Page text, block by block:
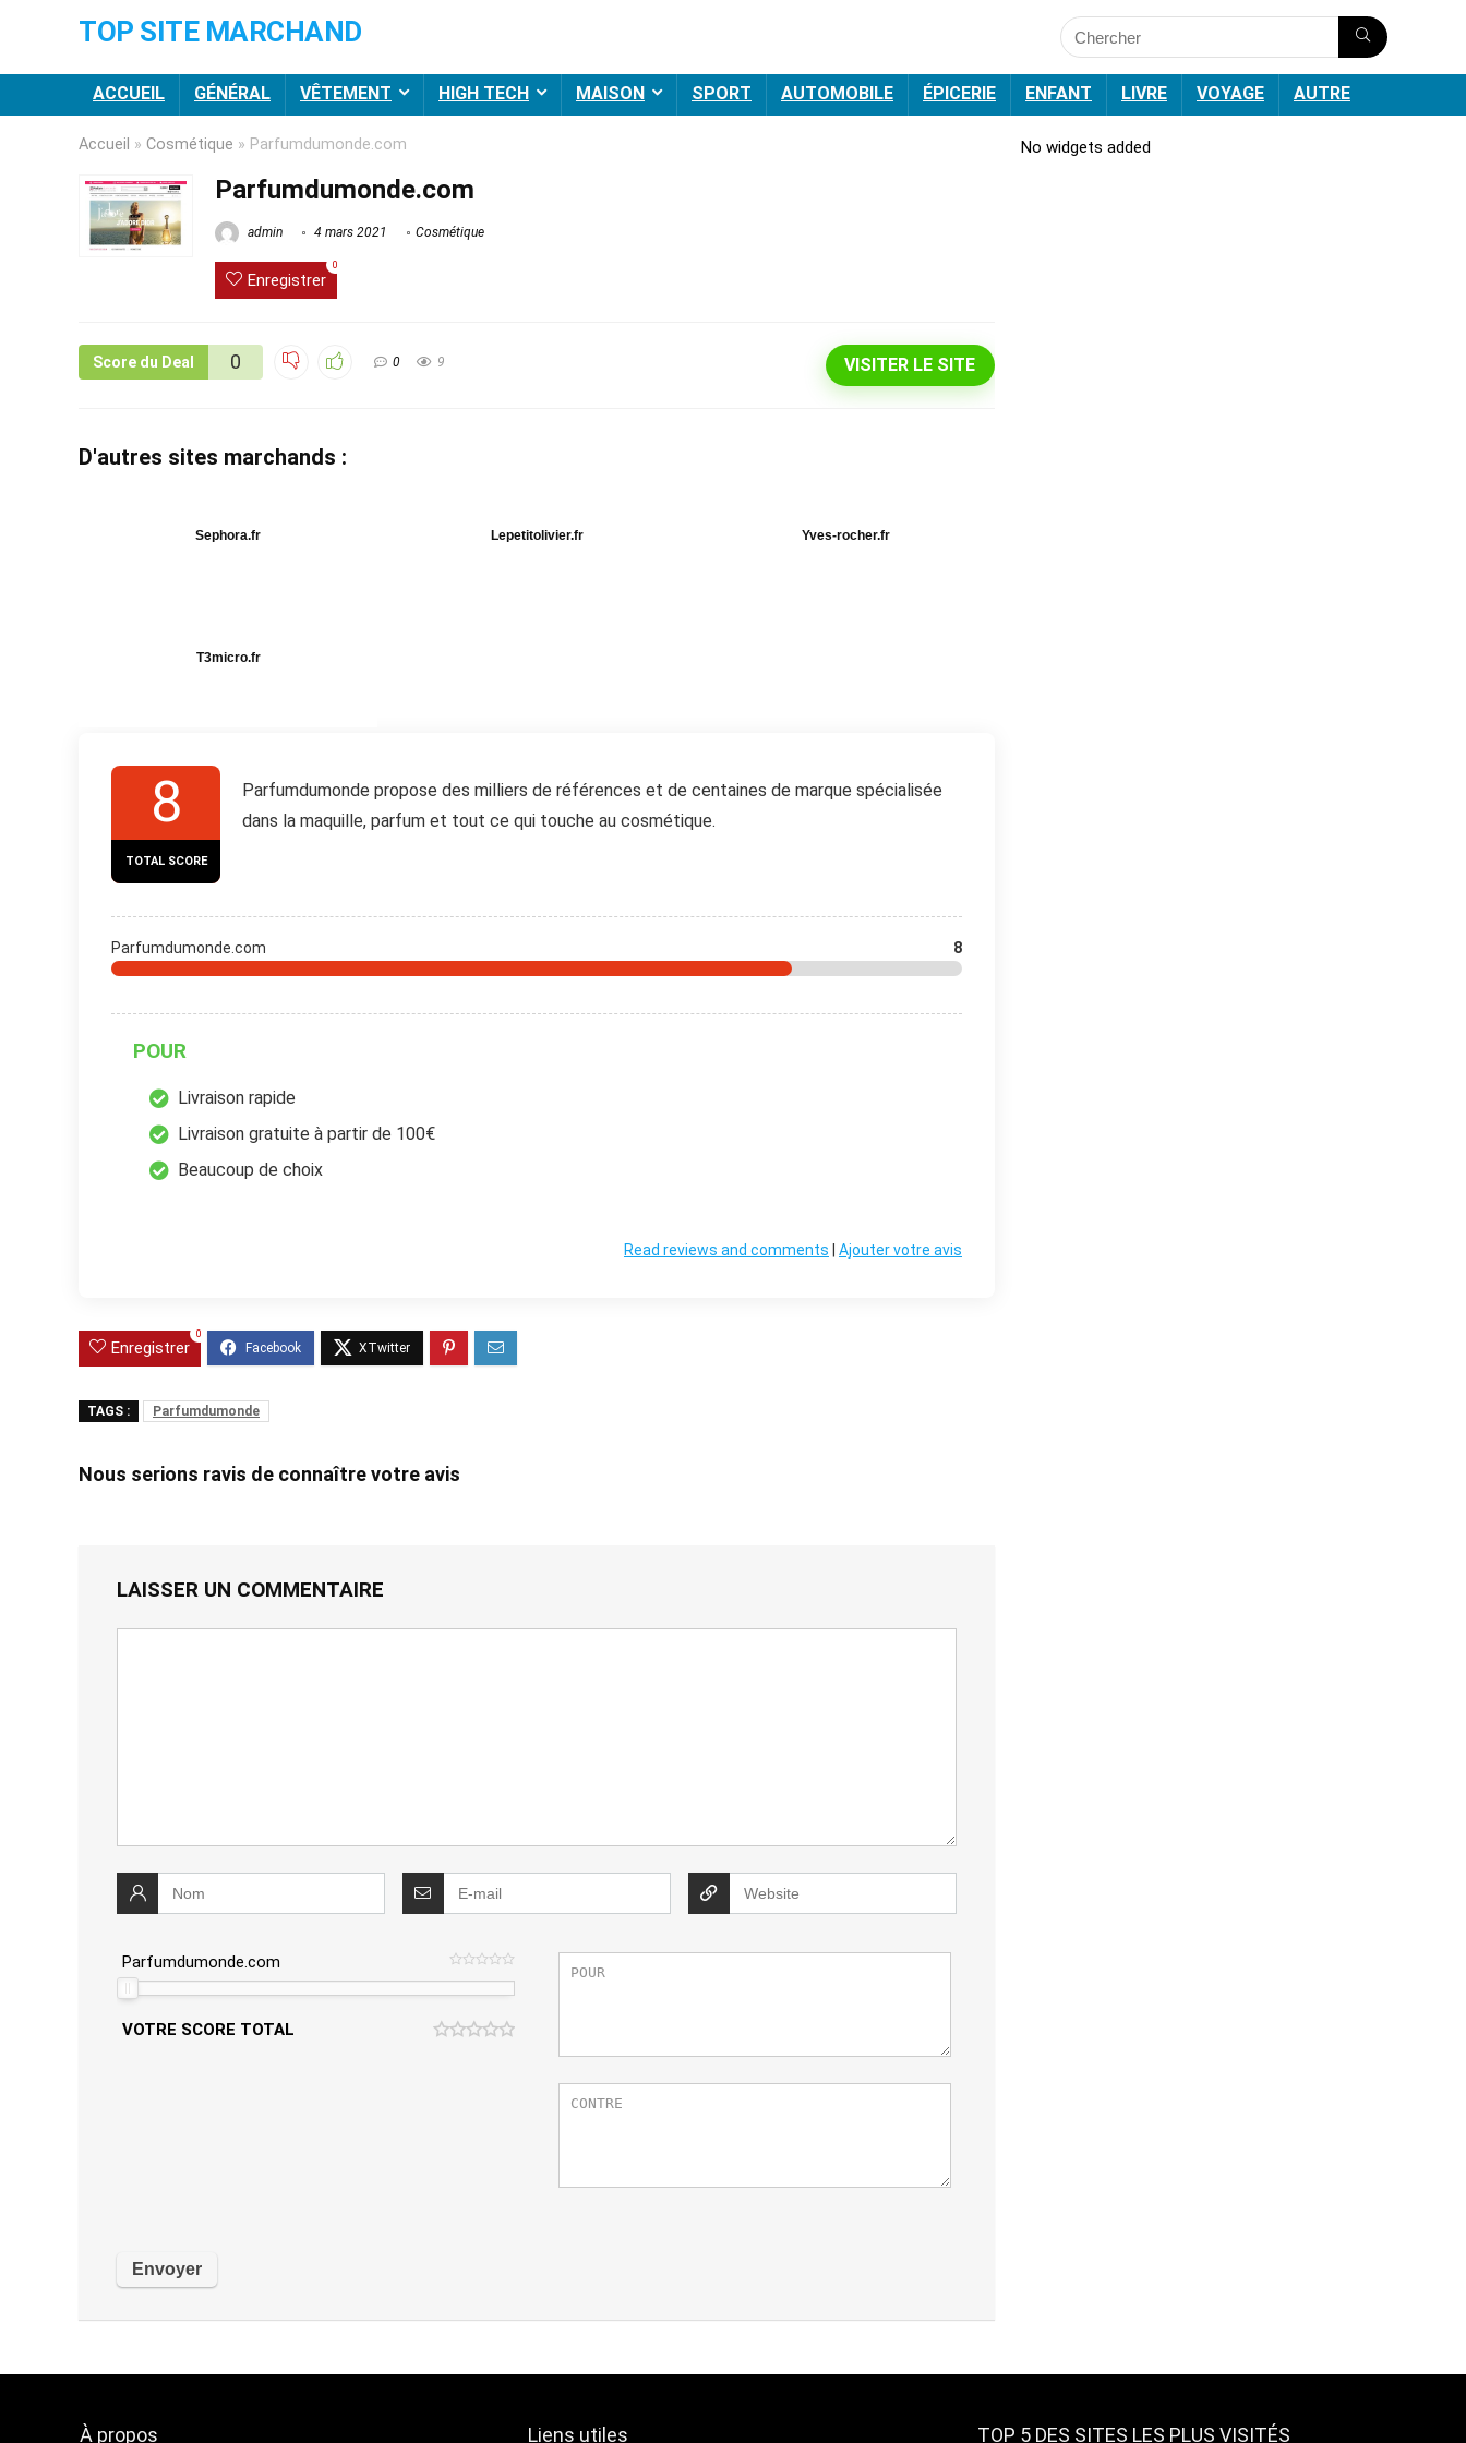
TOP SITE MARCHAND
ACCUEIL GÉNÉRAL VÊTEMENT HIGH TECH MAISON SPORT AUTOMOBILE ÉPICERIE ENFANT LIVRE VOYAGE AUTRE
Accueil » Cosmétique » Parfumdumonde.com
Parfumdumonde.com
admin 4 mars 2021 Cosmétique
Enregistrer
0
Score du Deal 0 0 9 VISITER LE SITE
D'autres sites marchands :
Sephora.fr Lepetitolivier.fr Yves-rocher.fr
T3micro.fr
8
TOTAL SCORE
Parfumdumonde propose des milliers de références et de centaines de marque spécialisée
dans la maquille, parfum et tout ce qui touche au cosmétique.
Parfumdumonde.com 8
POUR
Livraison rapide
Livraison gratuite à partir de 100€
Beaucoup de choix
Ajouter votre avis
Read reviews and comments
Enregistrer
0
TAGS : Parfumdumonde
Nous serions ravis de connaître votre avis
LAISSER UN COMMENTAIRE
Parfumdumonde.com
VOTRE SCORE TOTAL
No widgets added
À propos Liens utiles TOP 5 DES SITES LES PLUS VISITÉS